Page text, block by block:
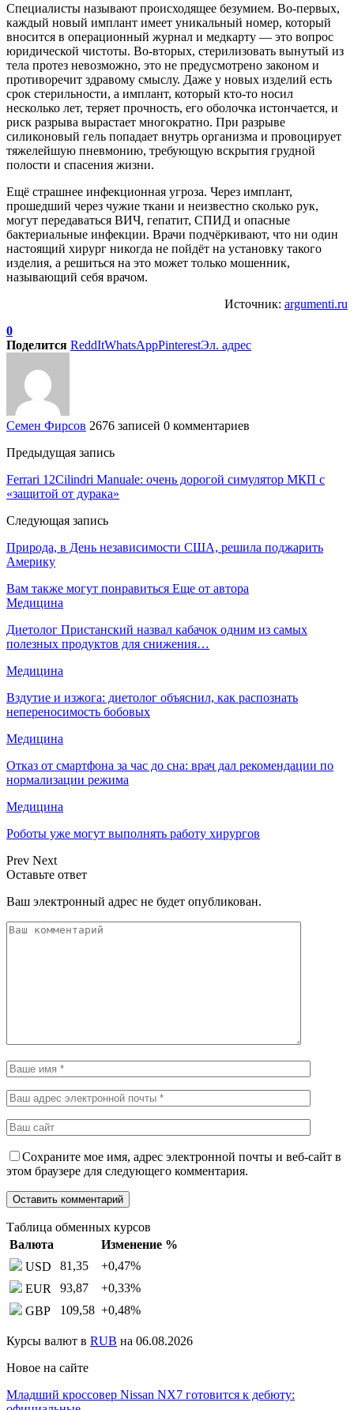
Специалисты называют происходящее безумием. Во-первых,
каждый новый имплант имеет уникальный номер, который
вносится в операционный журнал и медкарту — это вопрос
юридической чистоты. Во-вторых, стерилизовать вынутый из
тела протез невозможно, это не предусмотрено законом и
противоречит здравому смыслу. Даже у новых изделий есть
срок стерильности, а имплант, который кто-то носил
несколько лет, теряет прочность, его оболочка истончается, и
риск разрыва вырастает многократно. При разрыве
силиконовый гель попадает внутрь организма и провоцирует
тяжелейшую пневмонию, требующую вскрытия грудной
полости и спасения жизни.
Ещё страшнее инфекционная угроза. Через имплант,
прошедший через чужие ткани и неизвестно сколько рук,
могут передаваться ВИЧ, гепатит, СПИД и опасные
бактериальные инфекции. Врачи подчёркивают, что ни один
настоящий хирург никогда не пойдёт на установку такого
изделия, а решиться на это может только мошенник,
называющий себя врачом.
Источник: argumenti.ru
0
Поделится ReddItWhatsAppPinterestЭл. адрес
Семен Фирсов 2676 записей 0 комментариев
Предыдущая запись
Ferrari 12Cilindri Manuale: очень дорогой симулятор МКП с
«защитой от дурака»
Следующая запись
Природа, в День независимости США, решила поджарить
Америку
Вам также могут понравиться Еще от автора
Медицина
Диетолог Пристанский назвал кабачок одним из самых
полезных продуктов для снижения…
Медицина
Вздутие и изжога: диетолог объяснил, как распознать
непереносимость бобовых
Медицина
Отказ от смартфона за час до сна: врач дал рекомендации по
нормализации режима
Медицина
Роботы уже могут выполнять работу хирургов
Prev Next
Оставьте ответ
Ваш электронный адрес не будет опубликован.
Сохраните мое имя, адрес электронной почты и веб-сайт в
этом браузере для следующего комментария.
Таблица обменных курсов
Валюта
Изменение %
USD
81,35 +0,47%
EUR
93,87 +0,33%
GBP
109,58 +0,48%
Курсы валют в RUB на 06.08.2026
Новое на сайте
Младший кроссовер Nissan NX7 готовится к дебюту: